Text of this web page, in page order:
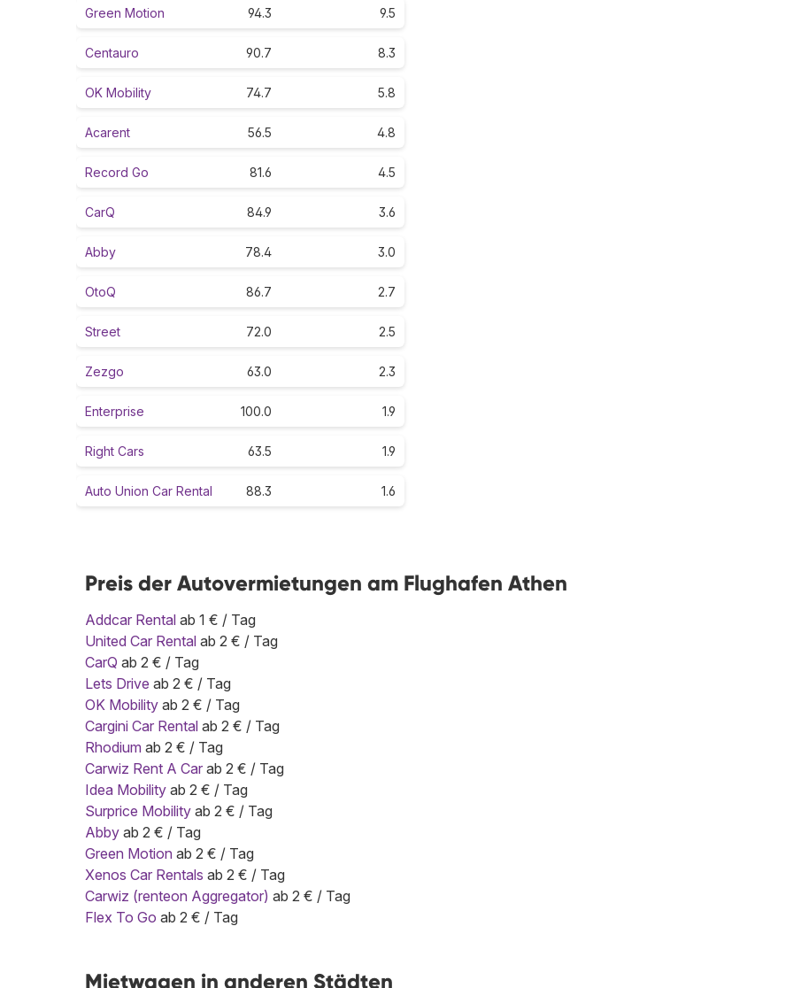
Green Motion 94.3 9.5
Centauro 90.7 8.3
OK Mobility 74.7 5.8
Acarent 56.5 4.8
Record Go 81.6 4.5
CarQ 84.9 3.6
Abby 78.4 3.0
OtoQ 86.7 2.7
Street 72.0 2.5
Zezgo 63.0 2.3
Enterprise 100.0 1.9
Right Cars 63.5 1.9
Auto Union Car Rental 88.3 1.6
Preis der Autovermietungen am Flughafen Athen
Addcar Rental ab 1 € / Tag
United Car Rental ab 2 € / Tag
CarQ ab 2 € / Tag
Lets Drive ab 2 € / Tag
OK Mobility ab 2 € / Tag
Cargini Car Rental ab 2 € / Tag
Rhodium ab 2 € / Tag
Carwiz Rent A Car ab 2 € / Tag
Idea Mobility ab 2 € / Tag
Surprice Mobility ab 2 € / Tag
Abby ab 2 € / Tag
Green Motion ab 2 € / Tag
Xenos Car Rentals ab 2 € / Tag
Carwiz (renteon Aggregator) ab 2 € / Tag
Flex To Go ab 2 € / Tag
Mietwagen in anderen Städten